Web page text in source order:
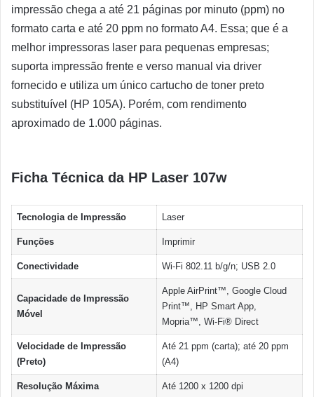
impressão chega a até 21 páginas por minuto (ppm) no
formato carta e até 20 ppm no formato A4. Essa; que é a
melhor impressoras laser para pequenas empresas;
suporta impressão frente e verso manual via driver
fornecido e utiliza um único cartucho de toner preto
substituível (HP 105A). Porém, com rendimento
aproximado de 1.000 páginas.
Ficha Técnica da HP Laser 107w
Tecnologia de Impressão Laser
Funções Imprimir
Conectividade Wi-Fi 802.11 b/g/n; USB 2.0
Capacidade de Impressão
Móvel
Apple AirPrint™, Google Cloud
Print™, HP Smart App,
Mopria™, Wi-Fi® Direct
Velocidade de Impressão
(Preto)
Até 21 ppm (carta); até 20 ppm
(A4)
Resolução Máxima Até 1200 x 1200 dpi